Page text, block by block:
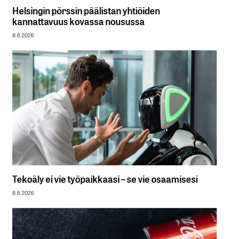
Helsingin pörssin päälistan yhtiöiden
kannattavuus kovassa nousussa
8.8.2026
Tekoäly ei vie työpaikkaasi – se vie osaamisesi
8.8.2026